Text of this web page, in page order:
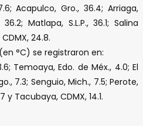
Acapulco, Gro., 36.4; Arriaga,
Matlapa, S.L.P., 36.1; Salina
24.8.
°C) se registraron en:
Temoaya, Edo. de Méx., 4.0; El
7.3; Senguio, Mich., 7.5; Perote,
y Tacubaya, CDMX, 14.1.